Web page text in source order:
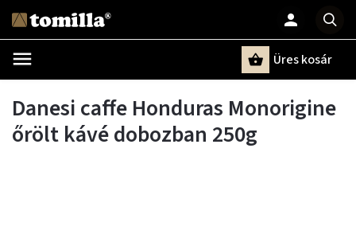
Üres kosár
Danesi caffe Honduras Monorigine
őrölt kávé dobozban 250g